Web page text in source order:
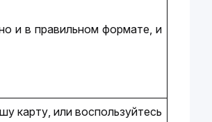
и в правильном формате, и
карту, или воспользуйтесь